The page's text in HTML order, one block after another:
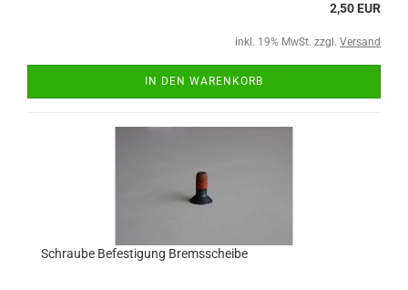
2,50 EUR
inkl. 19% MwSt. zzgl. Versand
IN DEN WARENKORB
Schraube Befestigung Bremsscheibe